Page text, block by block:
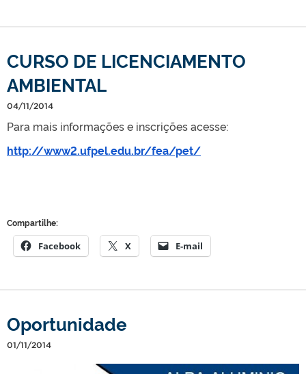
CURSO DE LICENCIAMENTO
AMBIENTAL
04/11/2014
Para mais informações e inscrições acesse:
http://www2.ufpel.edu.br/fea/pet/
Compartilhe:
Facebook X E-mail
Oportunidade
01/11/2014